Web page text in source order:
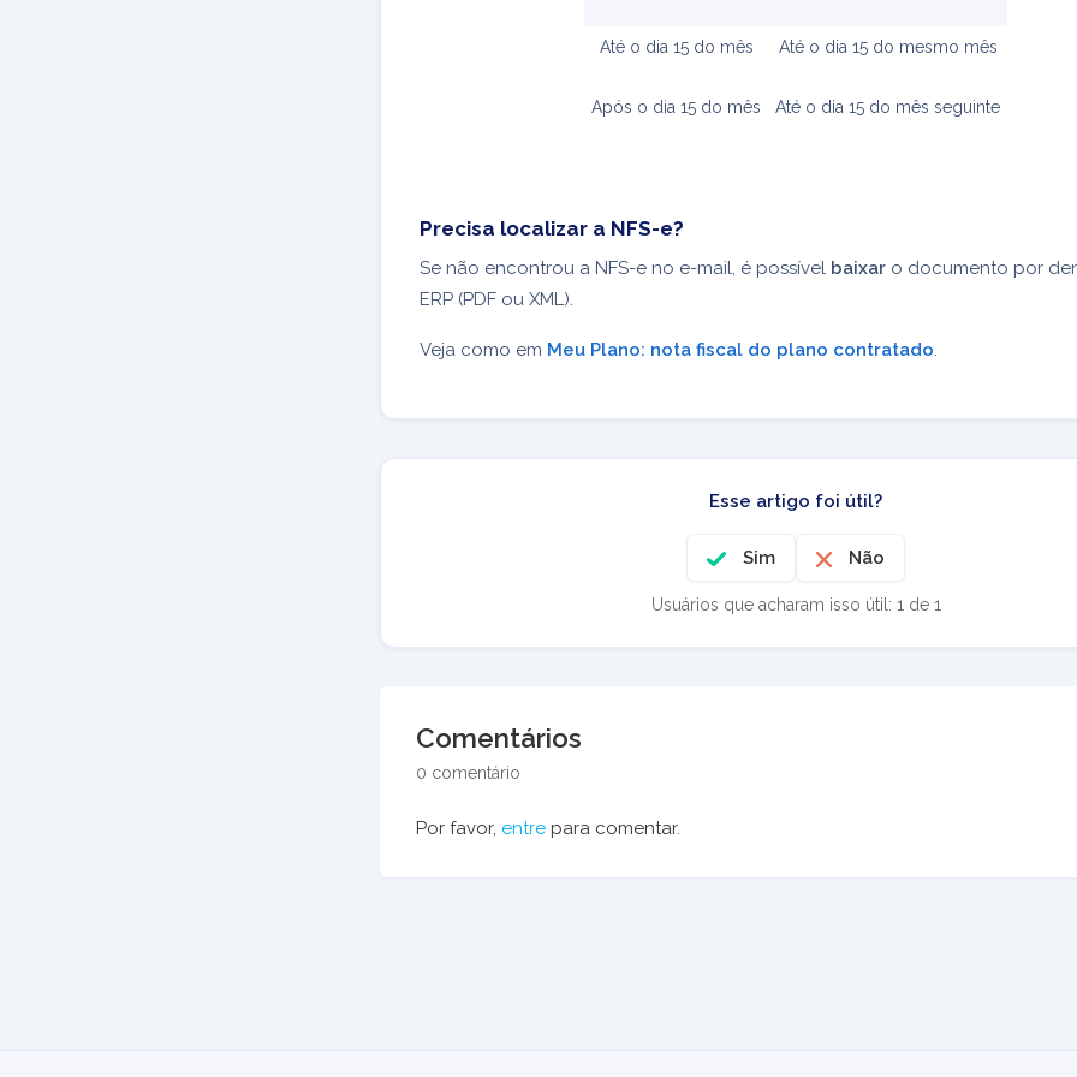
Até o dia 15 do mês Até o dia 15 do mesmo mês
Após o dia 15 do mês Até o dia 15 do mês seguinte
Precisa localizar a NFS-e?
Se não encontrou a NFS-e no e-mail, é possível baixar o documento por
ERP (PDF ou XML).
Veja como em Meu Plano: nota fiscal do plano contratado.
Esse artigo foi útil?
Sim Não
Usuários que acharam isso útil: 1 de 1
Comentários
0 comentário
Por favor, entre para comentar.